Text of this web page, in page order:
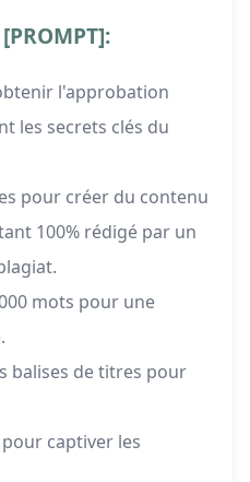
l'approbation
les secrets clés du
pour créer du contenu
100% rédigé par un
mots pour une
balises de titres pour
captiver les